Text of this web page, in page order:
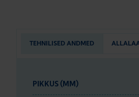
TEHNILISED ANDMED
PIKKUS (MM)